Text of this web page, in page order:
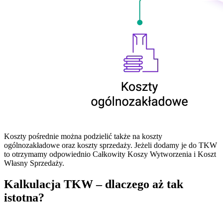
Koszty pośrednie można podzielić także na koszty
ogólnozakładowe oraz koszty sprzedaży. Jeżeli dodamy je do TKW
to otrzymamy odpowiednio Całkowity Koszy Wytworzenia i Koszt
Własny Sprzedaży.
Kalkulacja TKW – dlaczego aż tak
istotna?